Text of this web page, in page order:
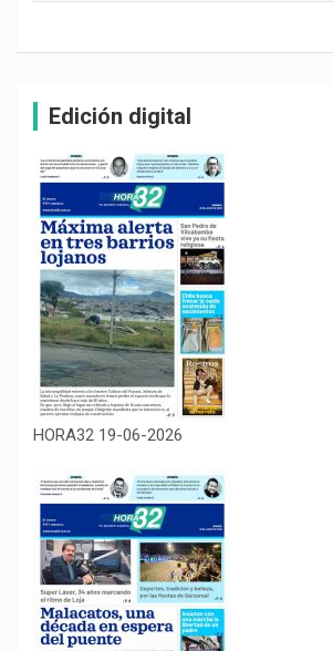
Edición digital
HORA32 19-06-2026